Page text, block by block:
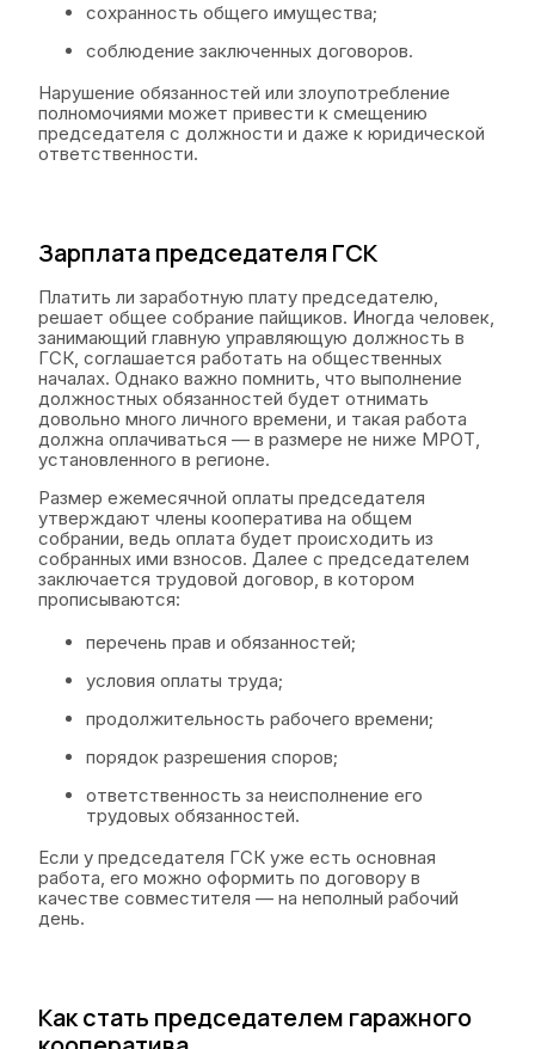
сохранность общего имущества;
соблюдение заключенных договоров.
Нарушение обязанностей или злоупотребление
полномочиями может привести к смещению
председателя с должности и даже к юридической
ответственности.
Зарплата председателя ГСК
Платить ли заработную плату председателю,
решает общее собрание пайщиков. Иногда человек,
занимающий главную управляющую должность в
ГСК, соглашается работать на общественных
началах. Однако важно помнить, что выполнение
должностных обязанностей будет отнимать
довольно много личного времени, и такая работа
должна оплачиваться — в размере не ниже МРОТ,
установленного в регионе.
Размер ежемесячной оплаты председателя
утверждают члены кооператива на общем
собрании, ведь оплата будет происходить из
собранных ими взносов. Далее с председателем
заключается трудовой договор, в котором
прописываются:
перечень прав и обязанностей;
условия оплаты труда;
продолжительность рабочего времени;
порядок разрешения споров;
ответственность за неисполнение его
трудовых обязанностей.
Если у председателя ГСК уже есть основная
работа, его можно оформить по договору в
качестве совместителя — на неполный рабочий
день.
Как стать председателем гаражного